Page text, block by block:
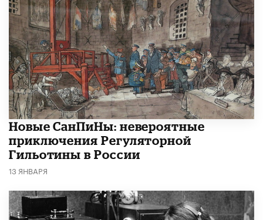
Новые СанПиНы: невероятные
приключения Регуляторной
Гильотины в России
13 ЯНВАРЯ